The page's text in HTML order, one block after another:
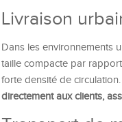
Livraison
Dans les environnements
taille compacte par
forte densité de circulation.
directement aux clients,